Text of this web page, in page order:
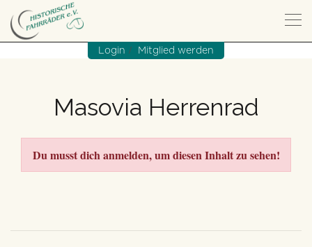
Login / Mitglied werden
Masovia Herrenrad
Du musst dich anmelden, um diesen Inhalt zu sehen!